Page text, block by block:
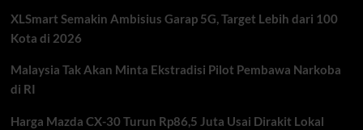
Perang
Kejahatan
XLSmart Semakin Ambisius Garap 5G, Target Lebih dari 100
Kota di 2026
Malaysia Tak Akan Minta Ekstradisi Pilot Pembawa Narkoba
di RI
Harga Mazda CX-30 Turun Rp86,5 Juta Usai Dirakit Lokal